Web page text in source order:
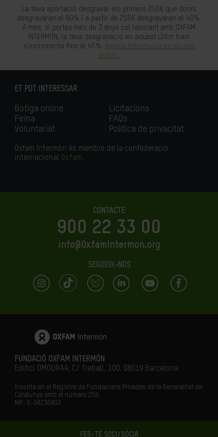
FES-TE SOCI/SÒCIA
La teva aportació desgrava: els primers 250€ que donis
desgravaran el 80% i a partir de 250€ desgravaran el 40%.
A més, si portes més de 3 anys col·laborant amb OXFAM
INTERMÓN, la teva desgravació en aquest últim tram
s'incrementa fins al 45%. Amplia informació en aquest
enllaç.
ET POT INTERESSAR
Botiga online
Feina
Voluntariat
Licitacions
FAQs
Política de privacitat
Oxfam Intermón és membre de la confederació
internacional Oxfam.
CONTACTE
900 22 33 00
info@OxfamIntermon.org
SEGUEIX-NOS
FUNDACIÓ OXFAM INTERMÓN
Edifici DMOURA4. C/ Treball, 100. 08019 Barcelona
Inscrita en el Registre de Fundacions Privades de la Generalitat de
Catalunya amb el número 259.
NIF: G-58236803